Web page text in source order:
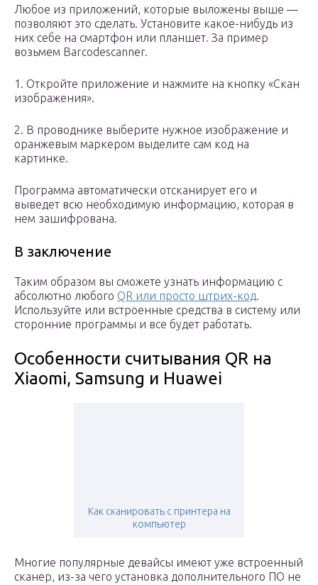
Любое из приложений, которые выложены выше —
позволяют это сделать. Установите какое-нибудь из
них себе на смартфон или планшет. За пример
возьмем Barcodescanner.
1. Откройте приложение и нажмите на кнопку «Скан
изображения».
2. В проводнике выберите нужное изображение и
оранжевым маркером выделите сам код на
картинке.
Программа автоматически отсканирует его и
выведет всю необходимую информацию, которая в
нем зашифрована.
В заключение
Таким образом вы сможете узнать информацию с
абсолютно любого QR или просто штрих-код.
Используйте или встроенные средства в систему или
сторонние программы и все будет работать.
Особенности считывания QR на
Xiaomi, Samsung и Huawei
Как сканировать с принтера на
компьютер
Многие популярные девайсы имеют уже встроенный
сканер, из-за чего установка дополнительного ПО не